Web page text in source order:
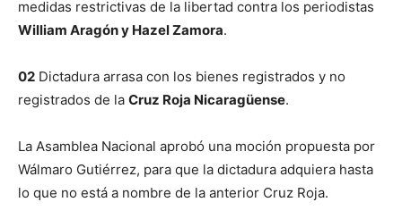
medidas restrictivas de la libertad contra los periodistas
William Aragón y Hazel Zamora.
02 Dictadura arrasa con los bienes registrados y no
registrados de la Cruz Roja Nicaragüense.
La Asamblea Nacional aprobó una moción propuesta por
Wálmaro Gutiérrez, para que la dictadura adquiera hasta
lo que no está a nombre de la anterior Cruz Roja.